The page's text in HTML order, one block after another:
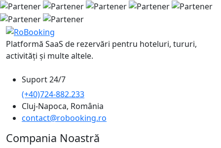
Platformă SaaS de rezervări pentru hoteluri, tururi,
activități și multe altele.
Suport 24/7
(+40)724-882.233
Cluj-Napoca, România
contact@robooking.ro
Compania Noastră